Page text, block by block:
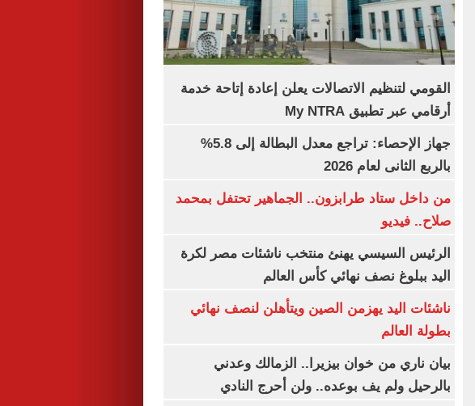
القومي لتنظيم الاتصالات يعلن إعادة إتاحة خدمة
أرقامي عبر تطبيق My NTRA
جهاز الإحصاء: تراجع معدل البطالة إلى 5.8%
بالربع الثانى لعام 2026
من داخل ستاد طرابزون.. الجماهير تحتفل بمحمد
صلاح.. فيديو
الرئيس السيسي يهنئ منتخب ناشئات مصر لكرة
اليد ببلوغ نصف نهائي كأس العالم
ناشئات اليد يهزمن الصين ويتأهلن لنصف نهائي
بطولة العالم
بيان ناري من خوان بيزيرا.. الزمالك وعدني
بالرحيل ولم يف بوعده.. ولن أحرج النادي